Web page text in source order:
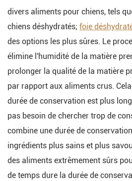
divers aliments pour chiens, tels
chiens déshydratés; foie
des options les plus sûres. Le
élimine l'humidité de la matière
prolonger la qualité de la matière
par rapport aux aliments crus.
durée de conservation est plus
pas besoin de chercher trop de
combine une durée de
ingrédients plus sains et plus
des aliments extrêmement sûrs
de temps dure la durée de